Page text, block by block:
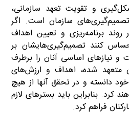
و تقویت تعهد سازمانی‌‌،
سازمان است. اگر
روند برنامه‌ریزی و تعیین اهداف
کنند تصمیم‌گیری‌هایشان بر
و نیازهای اساسی آنان را برطرف
متعهد شده‌‌، اهداف و ارزش‌های
دانسته و در تحقق آنها از هیچ
بنابراین باید بسترهای لازم
فراهم کرد.